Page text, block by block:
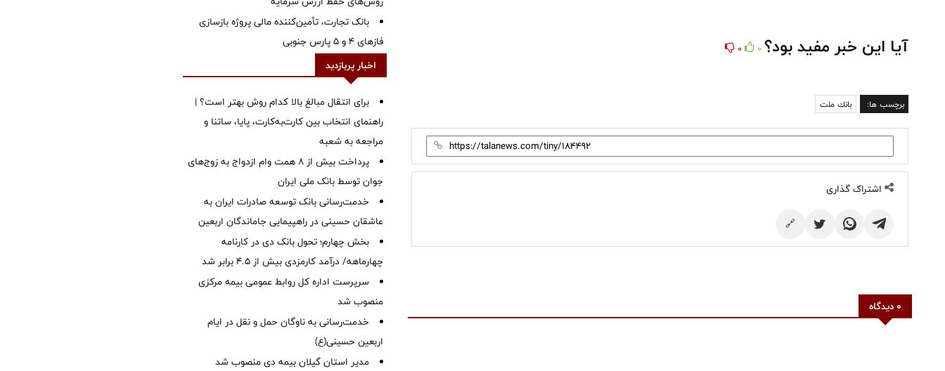
آیا این خبر مفید بود؟ 0
0
برچسب ها: بانك ملت
اشتراک گذاری
🔗
0 دیدگاه
بانک تجارت، تأمین‌کننده مالی پروژه بازسازی
فازهای ۴ و ۵ پارس جنوبی
اخبار پربازدید
برای انتقال مبالغ بالا کدام روش بهتر است؟ |
راهنمای انتخاب بین کارت‌به‌کارت، پایا، ساتنا و
مراجعه به شعبه
پرداخت بیش از ۸ همت وام ازدواج به زوج‌های
جوان توسط بانک ملی ایران
خدمت‌رسانی بانک توسعه صادرات ایران به
عاشقان حسینی در راهپیمایی جاماندگان اربعین
بخش چهارم؛ تحول بانک دی در کارنامه
چهارماهه/ درآمد کارمزدی بیش از ۴.۵ برابر شد
سرپرست اداره کل روابط عمومی بیمه مرکزی
منصوب شد
خدمت‌رسانی به ناوگان حمل و نقل در ایام
اربعین حسینی(ع)
‌مدیر استان گیلان بیمه دی منصوب شد